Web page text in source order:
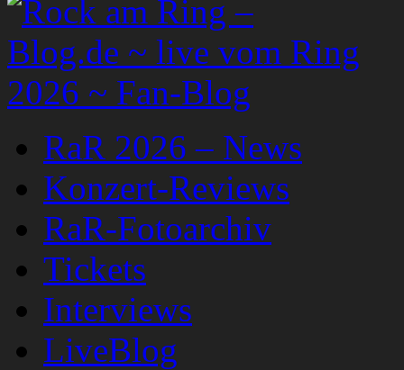
RaR 2026 – News
Konzert-Reviews
RaR-Fotoarchiv
Tickets
Interviews
LiveBlog